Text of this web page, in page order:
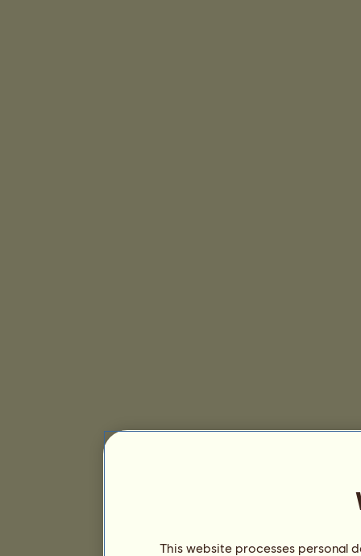
This website processes personal